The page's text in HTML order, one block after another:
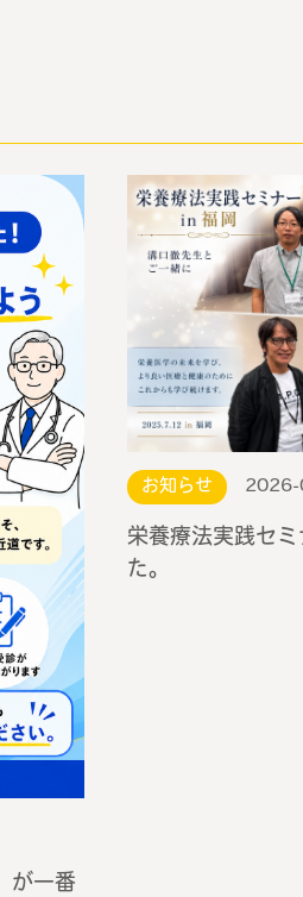
が一番
お知らせ 2026-
栄養療法実践セ
た。